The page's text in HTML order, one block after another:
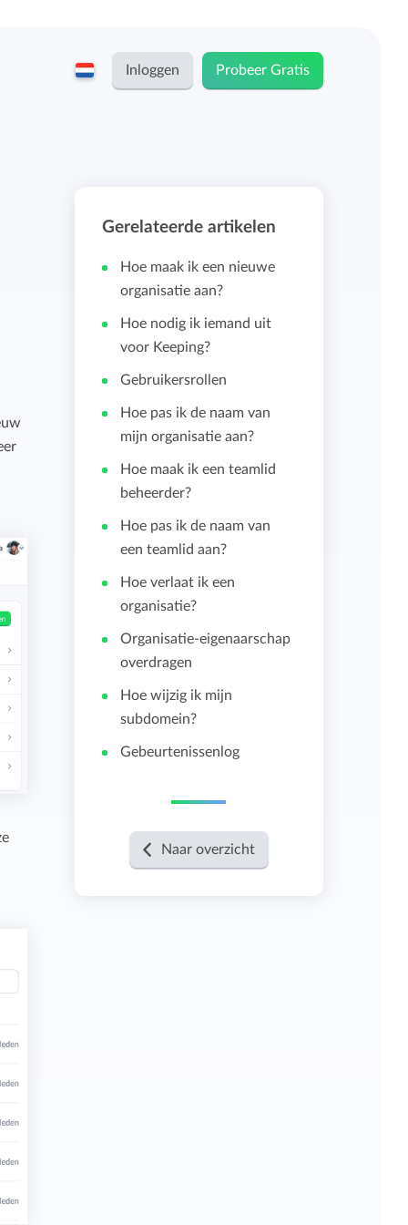
ZZP-ers en zelfstandigen
Stichtingen en non-profit
Persoonlijk urendashboard
Salarisadministratie koppelingen
Importeren en exporteren
Inloggen Probeer Gratis
Gerelateerde artikelen
Hoe maak ik een nieuwe
organisatie aan?
Hoe nodig ik iemand uit
voor Keeping?
Gebruikersrollen
Hoe pas ik de naam van
mijn organisatie aan?
Hoe maak ik een teamlid
beheerder?
Hoe pas ik de naam van
een teamlid aan?
Hoe verlaat ik een
organisatie?
Organisatie-eigenaarschap
overdragen
Hoe wijzig ik mijn
subdomein?
Gebeurtenissenlog
Naar overzicht